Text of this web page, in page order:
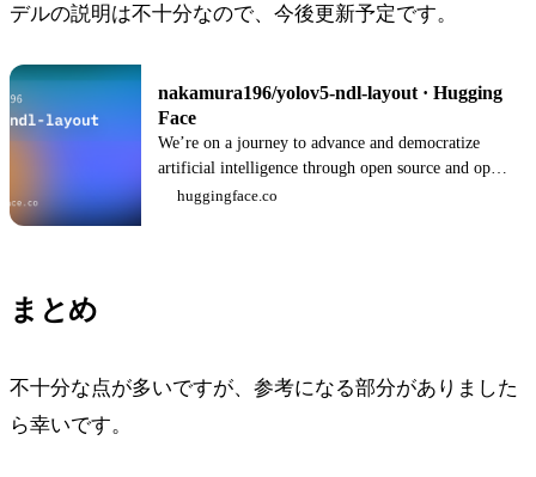
デルの説明は不十分なので、今後更新予定です。
nakamura196/yolov5-ndl-layout · Hugging
Face
We’re on a journey to advance and democratize
artificial intelligence through open source and open
science.
huggingface.co
まとめ
不十分な点が多いですが、参考になる部分がありました
ら幸いです。